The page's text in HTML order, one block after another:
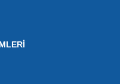
nedenle kaliper